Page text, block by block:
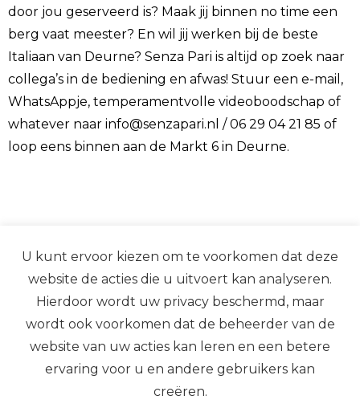
door jou geserveerd is? Maak jij binnen no time een
berg vaat meester? En wil jij werken bij de beste
Italiaan van Deurne? Senza Pari is altijd op zoek naar
collega’s in de bediening en afwas! Stuur een e-mail,
WhatsAppje, temperamentvolle videoboodschap of
whatever naar info@senzapari.nl / 06 29 04 21 85 of
loop eens binnen aan de Markt 6 in Deurne.
U kunt ervoor kiezen om te voorkomen dat deze
website de acties die u uitvoert kan analyseren.
Hierdoor wordt uw privacy beschermd, maar
wordt ook voorkomen dat de beheerder van de
website van uw acties kan leren en een betere
ervaring voor u en andere gebruikers kan
creëren.